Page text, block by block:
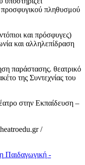
προσφυγικού πληθυσμού
και πρόσφυγες)
και αλληλεπίδραση
παράστασης. θεατρικό
της Συντεχνίας του
στην Εκπαίδευση –
/
Παιδαγωγική -